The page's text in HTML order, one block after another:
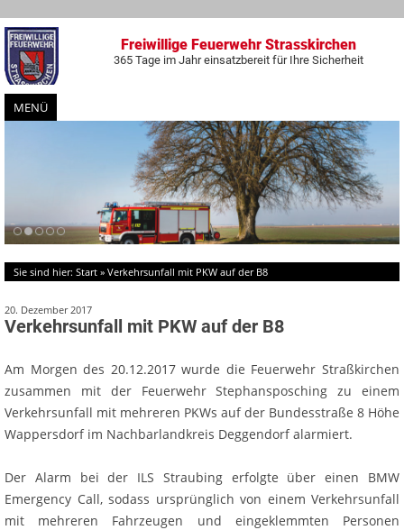
Freiwillige Feuerwehr Strasskirchen
365 Tage im Jahr einsatzbereit für Ihre Sicherheit
MENÜ
Zum
Inhalt
springen
Sie sind hier: Start » Verkehrsunfall mit PKW auf der B8
20. Dezember 2017
Verkehrsunfall mit PKW auf der B8
Am Morgen des 20.12.2017 wurde die Feuerwehr Straßkirchen
zusammen mit der Feuerwehr Stephansposching zu einem
Verkehrsunfall mit mehreren PKWs auf der Bundesstraße 8 Höhe
Wappersdorf im Nachbarlandkreis Deggendorf alarmiert.
Der Alarm bei der ILS Straubing erfolgte über einen BMW
Emergency Call, sodass ursprünglich von einem Verkehrsunfall
mit mehreren Fahrzeugen und eingeklemmten Personen